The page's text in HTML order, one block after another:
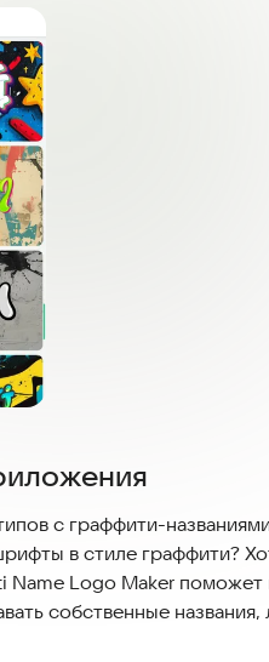
с граффити-
в стиле граффити?
Logo Maker поможет
собственные
для всех